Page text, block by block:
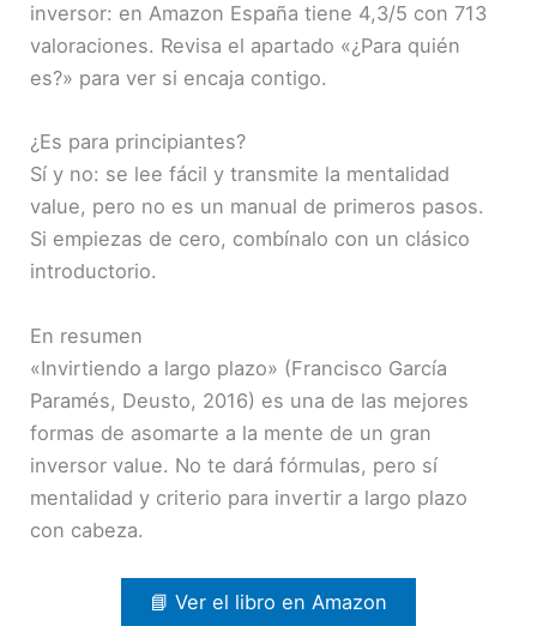
inversor: en Amazon España tiene 4,3/5 con 713
valoraciones. Revisa el apartado «¿Para quién
es?» para ver si encaja contigo.
¿Es para principiantes?
Sí y no: se lee fácil y transmite la mentalidad
value, pero no es un manual de primeros pasos.
Si empiezas de cero, combínalo con un clásico
introductorio.
En resumen
«Invirtiendo a largo plazo» (Francisco García
Paramés, Deusto, 2016) es una de las mejores
formas de asomarte a la mente de un gran
inversor value. No te dará fórmulas, pero sí
mentalidad y criterio para invertir a largo plazo
con cabeza.
📘 Ver el libro en Amazon